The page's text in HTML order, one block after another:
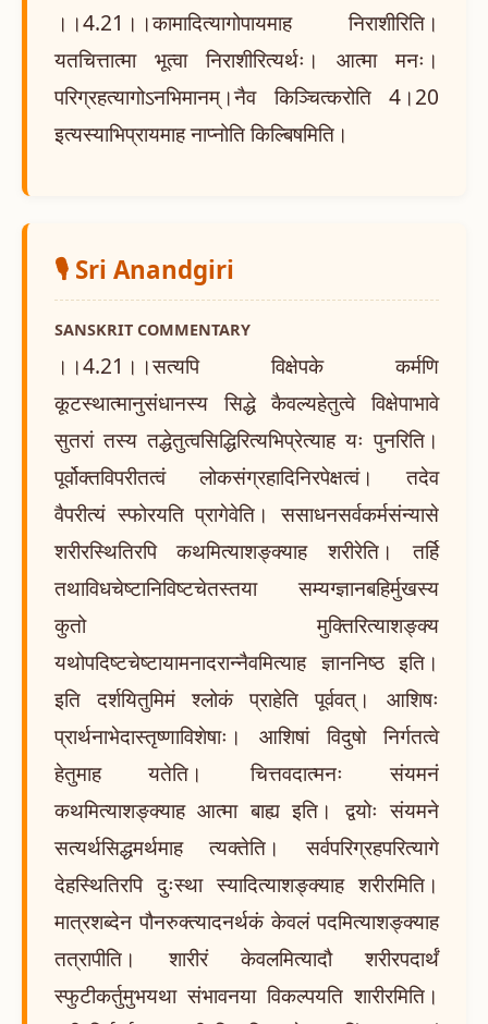
।।4.21।।कामादित्यागोपायमाह निराशीरिति।
यतचित्तात्मा भूत्वा निराशीरित्यर्थः। आत्मा मनः।
परिग्रहत्यागोऽनभिमानम्।नैव किञ्चित्करोति 4।20
इत्यस्याभिप्रायमाह नाप्नोति किल्बिषमिति।
🎙️ Sri Anandgiri
SANSKRIT COMMENTARY
।।4.21।।सत्यपि विक्षेपके कर्मणि
कूटस्थात्मानुसंधानस्य सिद्धे कैवल्यहेतुत्वे विक्षेपाभावे
सुतरां तस्य तद्धेतुत्वसिद्धिरित्यभिप्रेत्याह यः पुनरिति।
पूर्वोक्तविपरीतत्वं लोकसंग्रहादिनिरपेक्षत्वं। तदेव
वैपरीत्यं स्फोरयति प्रागेवेति। ससाधनसर्वकर्मसंन्यासे
शरीरस्थितिरपि कथमित्याशङ्क्याह शरीरेति। तर्हि
तथाविधचेष्टानिविष्टचेतस्तया सम्यग्ज्ञानबहिर्मुखस्य
कुतो मुक्तिरित्याशङ्क्य
यथोपदिष्टचेष्टायामनादरान्नैवमित्याह ज्ञाननिष्ठ इति।
इति दर्शयितुमिमं श्लोकं प्राहेति पूर्ववत्। आशिषः
प्रार्थनाभेदास्तृष्णाविशेषाः। आशिषां विदुषो निर्गतत्वे
हेतुमाह यतेति। चित्तवदात्मनः संयमनं
कथमित्याशङ्क्याह आत्मा बाह्य इति। द्वयोः संयमने
सत्यर्थसिद्धमर्थमाह त्यक्तेति। सर्वपरिग्रहपरित्यागे
देहस्थितिरपि दुःस्था स्यादित्याशङ्क्याह शरीरमिति।
मात्रशब्देन पौनरुक्त्यादनर्थकं केवलं पदमित्याशङ्क्याह
तत्रापीति। शारीरं केवलमित्यादौ शरीरपदार्थं
स्फुटीकर्तुमुभयथा संभावनया विकल्पयति शारीरमिति।